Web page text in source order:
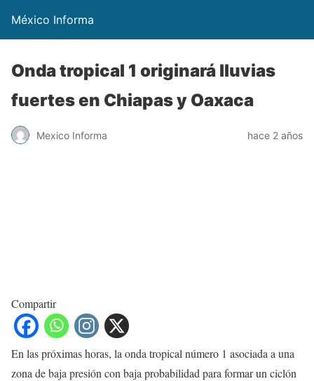
México Informa
Onda tropical 1 originará lluvias
fuertes en Chiapas y Oaxaca
Mexico Informa hace 2 años
Compartir
En las próximas horas, la onda tropical número 1 asociada a una
zona de baja presión con baja probabilidad para formar un ciclón